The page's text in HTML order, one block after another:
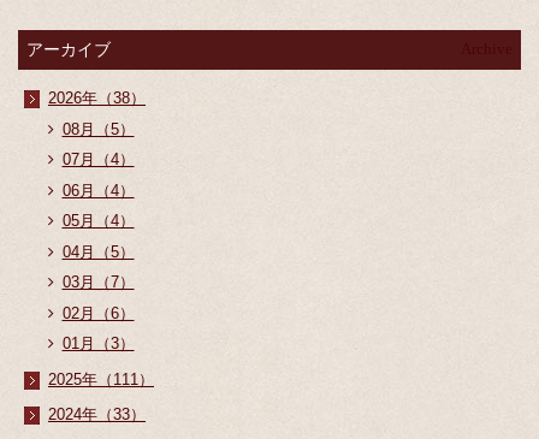
アーカイブ
2026年（38）
08月（5）
07月（4）
06月（4）
05月（4）
04月（5）
03月（7）
02月（6）
01月（3）
2025年（111）
2024年（33）